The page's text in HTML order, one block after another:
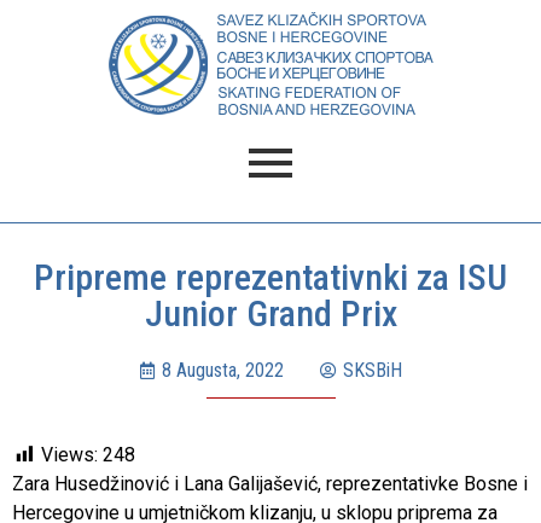
Pripreme reprezentativnki za ISU
Junior Grand Prix
8 Augusta, 2022 SKSBiH
Views: 248
Zara Husedžinović i Lana Galijašević, reprezentativke Bosne i
Hercegovine u umjetničkom klizanju, u sklopu priprema za